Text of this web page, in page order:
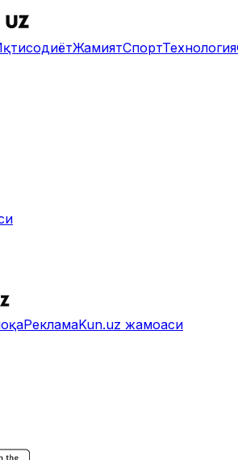
ЖамиятСпортТехнология
РекламаKun.uz жамоаси